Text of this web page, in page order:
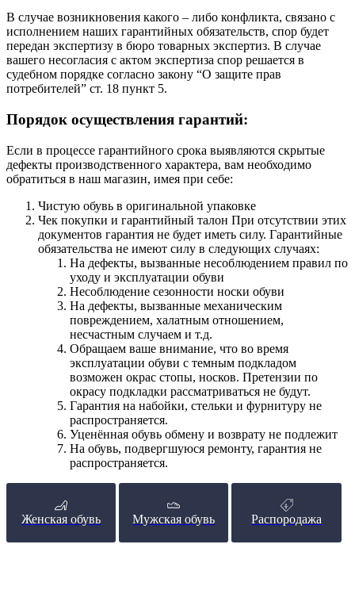
В случае возникновения какого – либо конфликта, связано с
исполнением наших гарантийных обязательств, спор будет
передан экспертизу в бюро товарных экспертиз. В случае
вашего несогласия с актом экспертиза спор решается в
судебном порядке согласно закону “О защите прав
потребителей” ст. 18 пункт 5.
Порядок осуществления гарантий:
Если в процессе гарантийного срока выявляются скрытые
дефекты производственного характера, вам необходимо
обратиться в наш магазин, имея при себе:
Чистую обувь в оригинальной упаковке
Чек покупки и гарантийный талон При отсутствии этих
документов гарантия не будет иметь силу. Гарантийные
обязательства не имеют силу в следующих случаях:
На дефекты, вызванные несоблюдением правил по
уходу и эксплуатации обуви
Несоблюдение сезонности носки обуви
На дефекты, вызванные механическим
повреждением, халатным отношением,
несчастным случаем и т.д.
Обращаем ваше внимание, что во время
эксплуатации обуви с темным подкладом
возможен окрас стопы, носков. Претензии по
окрасу подкладки рассматриваться не будут.
Гарантия на набойки, стельки и фурнитуру не
распространяется.
Уценённая обувь обмену и возврату не подлежит
На обувь, подвергшуюся ремонту, гарантия не
распространяется.
Женская обувь Мужская обувь Распородажа